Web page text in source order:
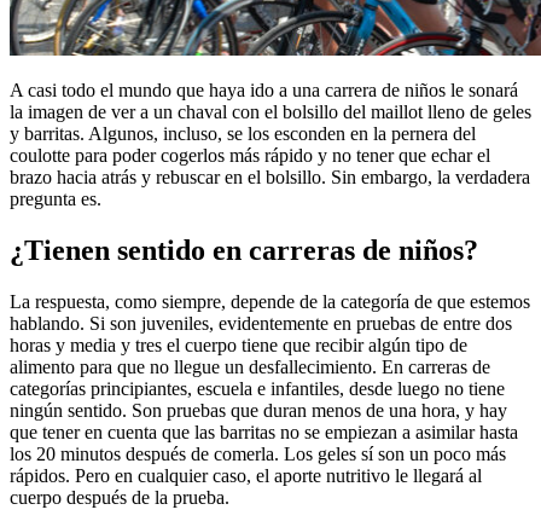
A casi todo el mundo que haya ido a una carrera de niños le sonará
la imagen de ver a un chaval con el bolsillo del maillot lleno de geles
y barritas. Algunos, incluso, se los esconden en la pernera del
coulotte para poder cogerlos más rápido y no tener que echar el
brazo hacia atrás y rebuscar en el bolsillo. Sin embargo, la verdadera
pregunta es.
¿Tienen sentido en carreras de niños?
La respuesta, como siempre, depende de la categoría de que estemos
hablando. Si son juveniles, evidentemente en pruebas de entre dos
horas y media y tres el cuerpo tiene que recibir algún tipo de
alimento para que no llegue un desfallecimiento. En carreras de
categorías principiantes, escuela e infantiles, desde luego no tiene
ningún sentido. Son pruebas que duran menos de una hora, y hay
que tener en cuenta que las barritas no se empiezan a asimilar hasta
los 20 minutos después de comerla. Los geles sí son un poco más
rápidos. Pero en cualquier caso, el aporte nutritivo le llegará al
cuerpo después de la prueba.